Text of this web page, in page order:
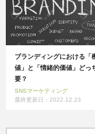
ブランディングにおける「
値」と「情緒的価値」どっ
要？
SNSマーケティング
最終更新日：2022.12.23